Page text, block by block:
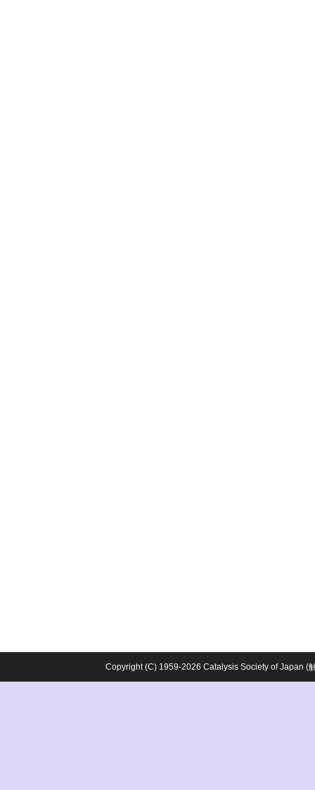
Copyright (C) 1959-2026 Catalysis Society of Japan (